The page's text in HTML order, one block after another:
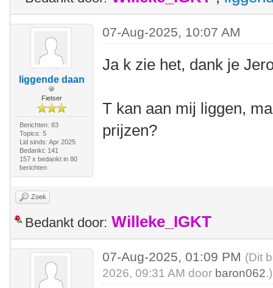
liggende daan
Fietser
Berichten: 83
Topics: 5
Lid sinds: Apr 2025
Bedankt: 141
157 x bedankt in 80
berichten
07-Aug-2025, 10:07 AM
Ja k zie het, dank je
T kan aan mij liggen,
prijzen?
Zoek
Bedankt door: Willeke_IGKT
07-Aug-2025, 01:09 PM (Dit
2026, 09:31 AM door baron062.)